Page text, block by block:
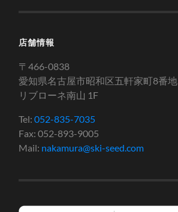
店舗情報
〒466-0838
愛知県名古屋市昭和区五軒家町8番地
リブローネ南山 1F
Tel:052-835-7035
Fax: 052-893-9005
Mail: nakamura@ski-seed.com